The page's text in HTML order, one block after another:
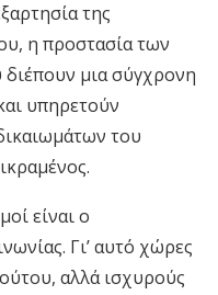
της
η προστασία των
διέπουν μια σύγχρονη
υπηρετούν
του
είναι ο
Γι’ αυτό χώρες
αλλά ισχυρούς